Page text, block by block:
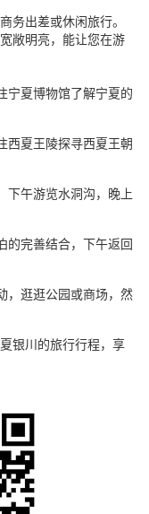
务出差或休闲旅行。
敞明亮，能让您在游
宁夏博物馆了解宁夏的
西夏王陵探寻西夏王朝
下午游览水洞沟，晚上
的完善结合，下午返回
，逛逛公园或商场，然
银川的旅行行程，享